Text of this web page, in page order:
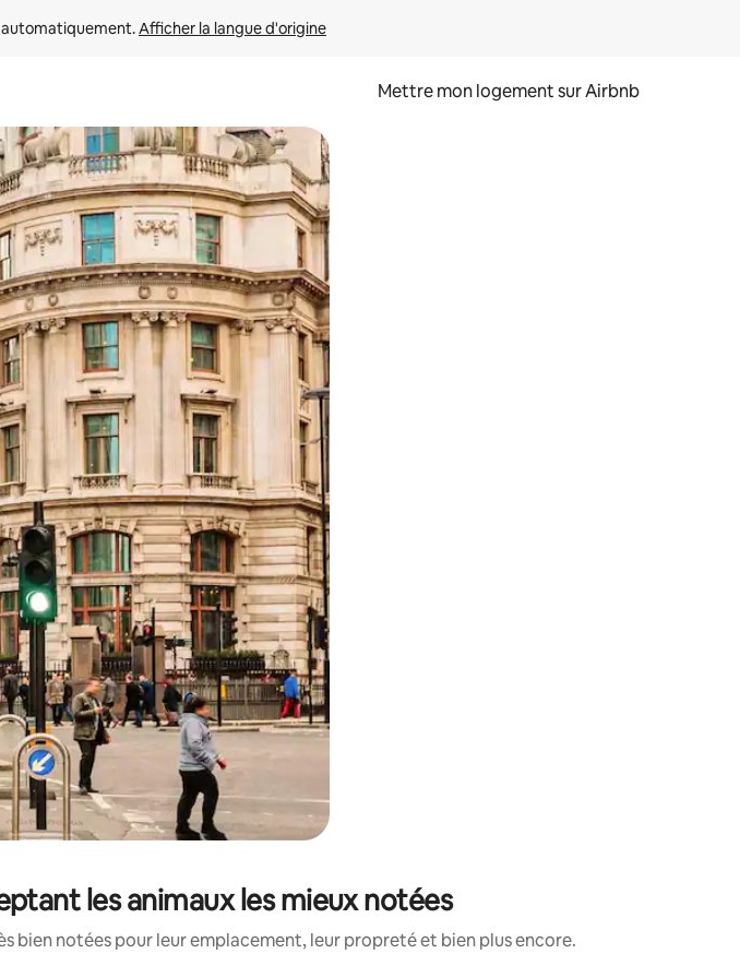
Afficher la langue d'origine
Mettre mon logement sur Airbnb
parcourir ou en appuyant et en faisant glisser.
les animaux les mieux notées
bien notées pour leur emplacement, leur propreté et bien plus encore.